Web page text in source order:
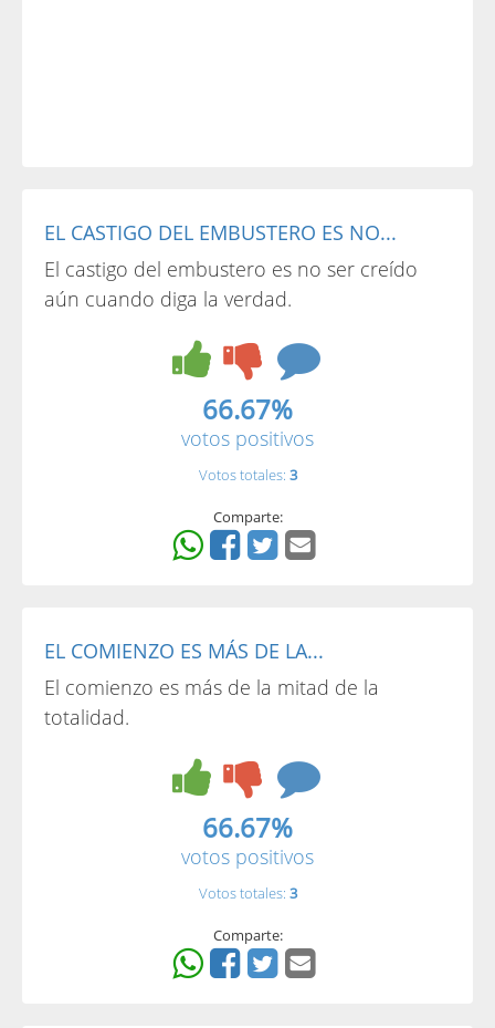
EL CASTIGO DEL EMBUSTERO ES NO...
El castigo del embustero es no ser creído
aún cuando diga la verdad.
66.67%
votos positivos
Votos totales: 3
Comparte:
EL COMIENZO ES MÁS DE LA...
El comienzo es más de la mitad de la
totalidad.
66.67%
votos positivos
Votos totales: 3
Comparte: